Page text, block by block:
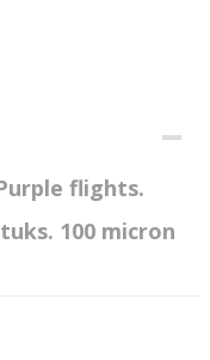
flights.
100 micron